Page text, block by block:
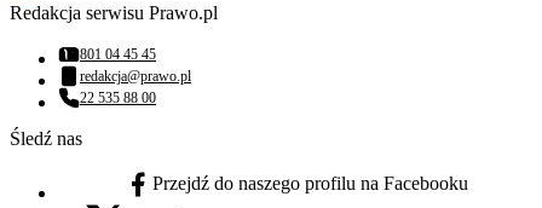
Redakcja serwisu Prawo.pl
Numer telefonu:
801 04 45 45
Adres email:
redakcja@prawo.pl
Numer telefonu:
22 535 88 00
Śledź nas
facebook - otwiera się w nowej karcie
Przejdź do naszego profilu na Facebooku